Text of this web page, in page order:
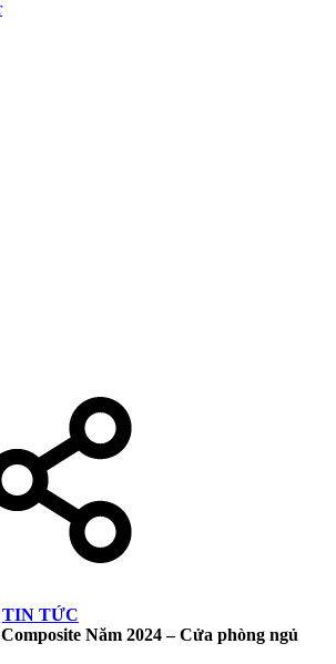
TIN TỨC
Năm 2024 – Cửa phòng ngủ